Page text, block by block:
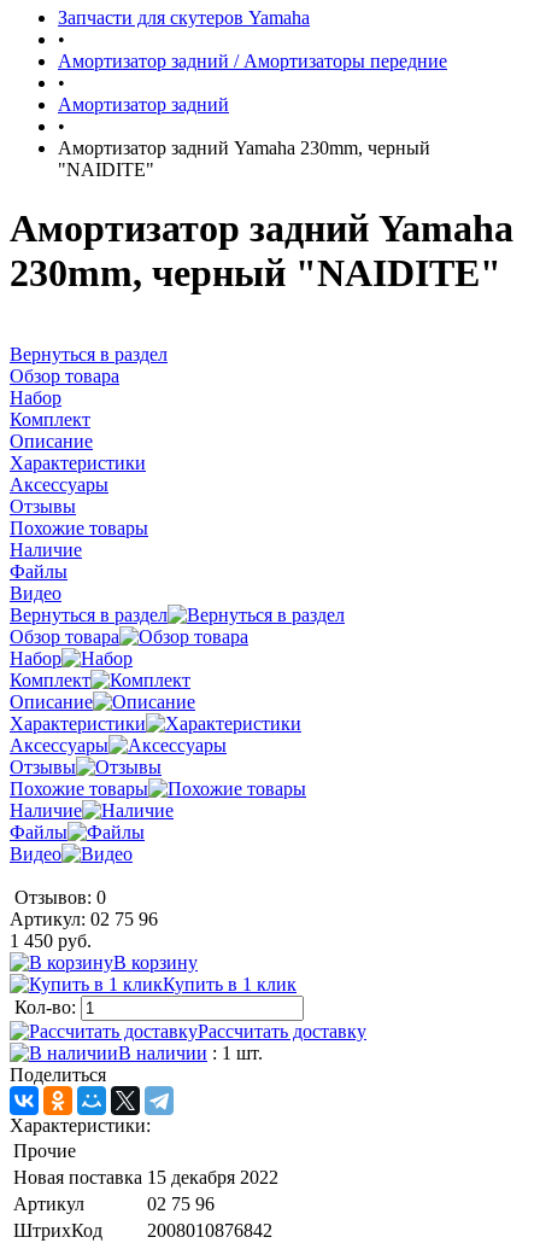
Запчасти для скутеров Yamaha
•
Амортизатор задний / Амортизаторы передние
•
Амортизатор задний
•
Амортизатор задний Yamaha 230mm, черный
"NAIDITE"
Амортизатор задний Yamaha
230mm, черный "NAIDITE"
Вернуться в раздел
Обзор товара
Набор
Комплект
Описание
Характеристики
Аксессуары
Отзывы
Похожие товары
Наличие
Файлы
Видео
Вернуться в раздел
Обзор товара
Набор
Комплект
Описание
Характеристики
Аксессуары
Отзывы
Похожие товары
Наличие
Файлы
Видео
Отзывов: 0
Артикул: 02 75 96
1 450 руб.
В корзину
Купить в 1 клик
Кол-во:
Рассчитать доставку
В наличии : 1 шт.
Поделиться
Характеристики:
Прочие
Новая поставка 15 декабря 2022
Артикул
02 75 96
ШтрихКод
2008010876842